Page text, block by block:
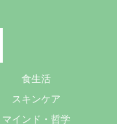
食生活
スキンケア
マインド・哲学